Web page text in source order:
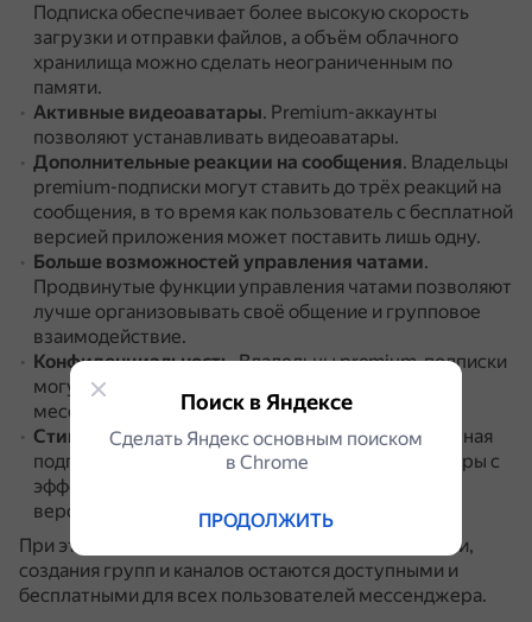
Подписка обеспечивает более высокую скорость
загрузки и отправки файлов, а объём облачного
хранилища можно сделать неограниченным по
памяти.
Активные видеоаватары. Premium-аккаунты
позволяют устанавливать видеоаватары.
Дополнительные реакции на сообщения. Владельцы
premium-подписки могут ставить до трёх реакций на
сообщения, в то время как пользователь с бесплатной
версией приложения может поставить лишь одну.
Больше возможностей управления чатами.
Продвинутые функции управления чатами позволяют
лучше организовывать своё общение и групповое
взаимодействие.
Конфиденциальность.Владельцы premium-подписки
могут скрывать не только время захода в
мессенджер, но и время прочтения сообщений.
Стикеры с полноэкранными анимациями.Платная
подписка даёт возможность использовать стикеры с
эффектами, которые недоступны в бесплатной
версии.
При этом основные функции обмена сообщениями,
создания групп и каналов остаются доступными и
бесплатными для всех пользователей мессенджера.
Поиск в Яндексе
Сделать Яндекс основным поиском
в Сhrome
ПРОДОЛЖИТЬ